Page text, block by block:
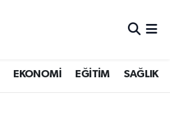
EKONOMİ EĞİTİM SAĞLIK